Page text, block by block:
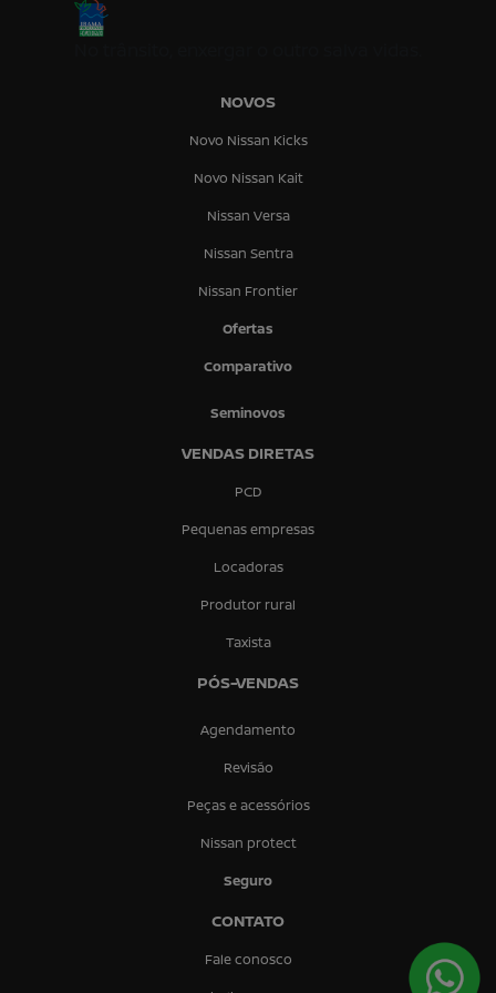
NOVOS
Novo Nissan Kicks
Novo Nissan Kait
Nissan Versa
Nissan Sentra
Nissan Frontier
Ofertas
Comparativo
Seminovos
VENDAS DIRETAS
PCD
Pequenas empresas
Locadoras
Produtor rural
Taxista
PÓS-VENDAS
Agendamento
Revisão
Peças e acessórios
Nissan protect
Seguro
CONTATO
Fale conosco